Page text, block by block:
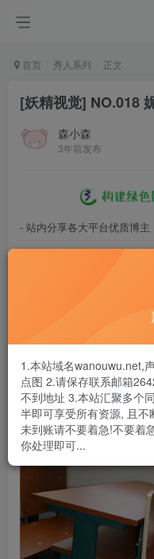
首页 秀人系列 正文
[妖精视觉] NO.018
森小森
3年前发布
- 站内分享各大平台优质博主
- 百度网盘提示提取码错误
- 遇见解压密码不对、无法解
- 资源失效/充值未到账/账号
1.本站域名wanouwu.net,
点图 2.请保存联系邮箱
不到地址 3.本站汇聚多个
半即可享受所有资源, 且
未到账请不要着急!不要着
你处理即可...